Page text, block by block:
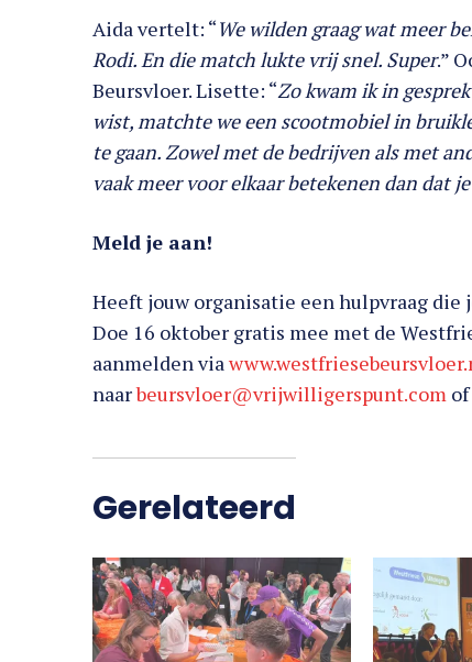
Aida vertelt: “We wilden graag wat meer
Rodi. En die match lukte vrij snel. Super.”
Beursvloer. Lisette: “Zo kwam ik in
wist, matchte we een scootmobiel in
te gaan. Zowel met de bedrijven als met
vaak meer voor elkaar betekenen dan dat
Meld je aan!
Heeft jouw organisatie een hulpvraag
Doe 16 oktober gratis mee met de
aanmelden via
naarbeursvloer@vrijwilligerspunt.com
Gerelateerd